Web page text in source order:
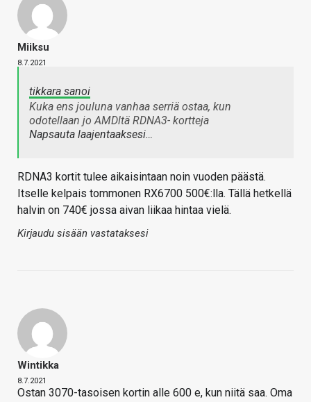
Miiksu
8.7.2021
tikkara sanoi
Kuka ens jouluna vanhaa serriä ostaa, kun
odotellaan jo AMDltä RDNA3- kortteja
Napsauta laajentaaksesi…
RDNA3 kortit tulee aikaisintaan noin vuoden päästä.
Itselle kelpais tommonen RX6700 500€:lla. Tällä hetkellä
halvin on 740€ jossa aivan liikaa hintaa vielä.
Kirjaudu sisään vastataksesi
Wintikka
8.7.2021
Ostan 3070-tasoisen kortin alle 600 e, kun niitä saa. Oma